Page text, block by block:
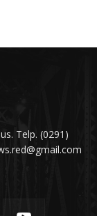
Telp. (0291)